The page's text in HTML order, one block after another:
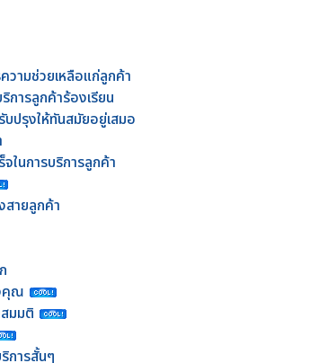
วามช่วยเหลือแก่ลูกค้า
ารลูกค้าร้องเรียน
ปรุงให้ทันสมัยอยู่เสมอ
จในการบริการลูกค้า
สายลูกค้า
คุณ
มมติ
การสั้นๆ